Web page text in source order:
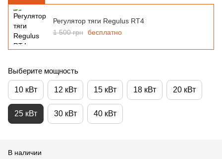
Регулятор тяги Regulus RT4
1 500 грн бесплатно
Выберите мощность
10 кВт 12 кВт 15 кВт 18 кВт 20 кВт
25 кВт 30 кВт 40 кВт
В наличии